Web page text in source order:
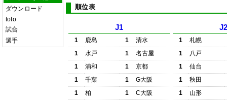
ダウンロード
toto
試合
選手
順位表
J1
1 鹿島 1
清水
1
水戸 1
名古屋
1
浦和 1
京都
1
千葉 1
G大阪
1
柏 1
C大阪
1
札幌
1
八戸
1
仙台
1
秋田
1
山形